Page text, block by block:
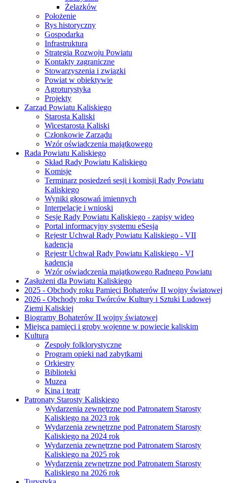
Żelazków
Położenie
Rys historyczny
Gospodarka
Infrastruktura
Strategia Rozwoju Powiatu
Kontakty zagraniczne
Stowarzyszenia i związki
Powiat w obiektywie
Agroturystyka
Projekty
Zarząd Powiatu Kaliskiego
Starosta Kaliski
Wicestarosta Kaliski
Członkowie Zarządu
Wzór oświadczenia majątkowego
Rada Powiatu Kaliskiego
Skład Rady Powiatu Kaliskiego
Komisje
Terminarz posiedzeń sesji i komisji Rady Powiatu
Kaliskiego
Wyniki głosowań imiennych
Interpelacje i wnioski
Sesje Rady Powiatu Kaliskiego - zapisy wideo
Portal informacyjny systemu eSesja
Rejestr Uchwał Rady Powiatu Kaliskiego - VII
kadencja
Rejestr Uchwał Rady Powiatu Kaliskiego - VI
kadencja
Wzór oświadczenia majątkowego Radnego Powiatu
Zasłużeni dla Powiatu Kaliskiego
2025 - Obchody roku Pamięci Bohaterów II wojny światowej
2026 - Obchody roku Twórców Kultury i Sztuki Ludowej
Ziemi Kaliskiej
Biogramy Bohaterów II wojny światowej
Miejsca pamięci i groby wojenne w powiecie kaliskim
Kultura
Zespoły folklorystyczne
Program opieki nad zabytkami
Orkiestry
Biblioteki
Muzea
Kina i teatr
Patronaty Starosty Kaliskiego
Wydarzenia zewnętrzne pod Patronatem Starosty
Kaliskiego na 2023 rok
Wydarzenia zewnętrzne pod Patronatem Starosty
Kaliskiego na 2024 rok
Wydarzenia zewnętrzne pod Patronatem Starosty
Kaliskiego na 2025 rok
Wydarzenia zewnętrzne pod Patronatem Starosty
Kaliskiego na 2026 rok